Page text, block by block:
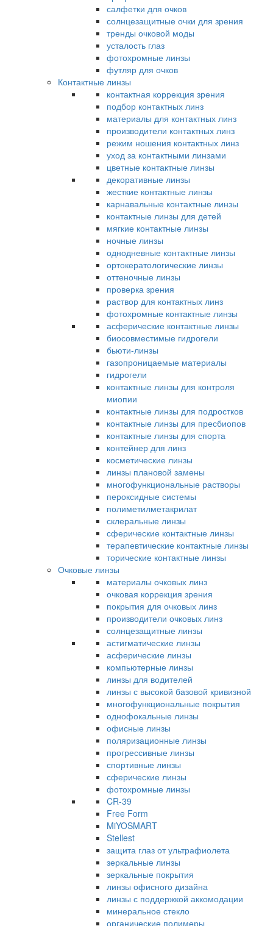
салфетки для очков
солнцезащитные очки для зрения
тренды очковой моды
усталость глаз
фотохромные линзы
футляр для очков
Контактные линзы
контактная коррекция зрения
подбор контактных линз
материалы для контактных линз
производители контактных линз
режим ношения контактных линз
уход за контактными линзами
цветные контактные линзы
декоративные линзы
жесткие контактные линзы
карнавальные контактные линзы
контактные линзы для детей
мягкие контактные линзы
ночные линзы
однодневные контактные линзы
ортокератологические линзы
оттеночные линзы
проверка зрения
раствор для контактных линз
фотохромные контактные линзы
асферические контактные линзы
биосовместимые гидрогели
бьюти-линзы
газопроницаемые материалы
гидрогели
контактные линзы для контроля
миопии
контактные линзы для подростков
контактные линзы для пресбиопов
контактные линзы для спорта
контейнер для линз
косметические линзы
линзы плановой замены
многофункциональные растворы
пероксидные системы
полиметилметакрилат
склеральные линзы
сферические контактные линзы
терапевтические контактные линзы
торические контактные линзы
Очковые линзы
материалы очковых линз
очковая коррекция зрения
покрытия для очковых линз
производители очковых линз
солнцезащитные линзы
астигматические линзы
асферические линзы
компьютерные линзы
линзы для водителей
линзы с высокой базовой кривизной
многофункциональные покрытия
однофокальные линзы
офисные линзы
поляризационные линзы
прогрессивные линзы
спортивные линзы
сферические линзы
фотохромные линзы
CR-39
Free Form
MiYOSMART
Stellest
защита глаз от ультрафиолета
зеркальные линзы
зеркальные покрытия
линзы офисного дизайна
линзы с поддержкой аккомодации
минеральное стекло
органические полимеры